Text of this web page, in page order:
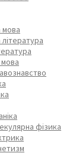
мова
література
мова
фізика